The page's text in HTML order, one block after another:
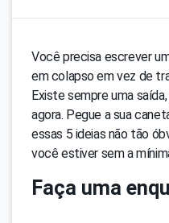
Você precisa escrever
em colapso em vez de
Existe sempre uma
agora. Pegue a sua
essas 5 ideias não tão
você estiver sem a
Faça uma